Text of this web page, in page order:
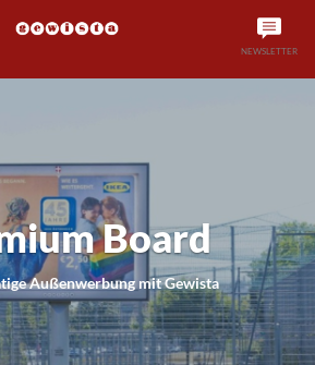
NEWSLETTER
Board
Außenwerbung mit Gewista